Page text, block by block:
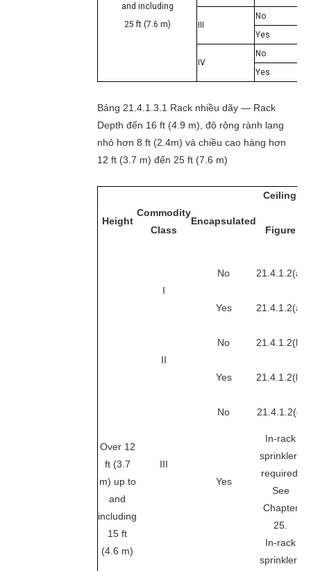
and including
25 ft (7.6 m)
No
Yes
IV
No
Yes
Bảng 21.4.1.3.1 Rack nhiều dãy — Rack
Depth đến 16 ft (4.9 m), độ rộng rành lang
nhỏ hơn 8 ft (2.4m) và chiều cao hàng hơn
12 ft (3.7 m) đến 25 ft (7.6 m)
Height
Commodity
Class
Encapsulated
Ceiling
Figure
Over 12
ft (3.7
m) up to
and
including
15 ft
(4.6 m)
I
No 21.4.1.2(a)
Yes 21.4.1.2(a)
II
No 21.4.1.2(b)
Yes 21.4.1.2(b)
III
No 21.4.1.2(c)
Yes
In-rack
sprinklers
required.
See
Chapter
25.
In-rack
sprinklers